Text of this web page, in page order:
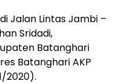
Jalan Lintas Jambi –
Sridadi,
Batanghari
Batanghari AKP
2020).